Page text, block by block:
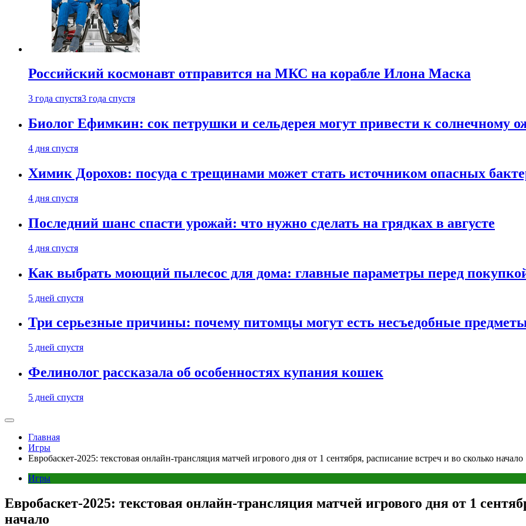
Российский космонавт отправится на МКС на корабле Илона Маска
3 года спустя3 года спустя
Биолог Ефимкин: сок петрушки и сельдерея могут привести к солнечному
4 дня спустя
Химик Дорохов: посуда с трещинами может стать источником опасных
4 дня спустя
Последний шанс спасти урожай: что нужно сделать на грядках в августе
4 дня спустя
Как выбрать моющий пылесос для дома: главные параметры перед
5 дней спустя
Три серьезные причины: почему питомцы могут есть несъедобные
5 дней спустя
Фелинолог рассказала об особенностях купания кошек
5 дней спустя
Главная
Игры
Евробаскет-2025: текстовая онлайн-трансляция матчей игрового дня от 1 сентября, расписание встреч и во сколько начало
Игры
Евробаскет-2025: текстовая онлайн-трансляция матчей игрового дня от 1
начало